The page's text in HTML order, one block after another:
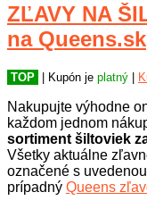
ZĽAVY NA
na Queens.sk
TOP | Kupón je platný
Nakupujte výhodne
každom jednom
sortiment šiltoviek
Všetky aktuálne
označené s
prípadný Queens